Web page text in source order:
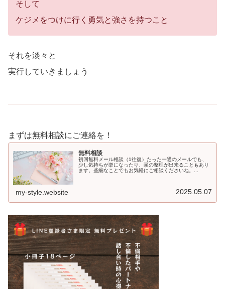
そして
ケジメをつけに行く勇気と強さを持つこと
それを淡々と
実行していきましょう
まずは無料相談にご連絡を！
無料相談
初回無料メール相談（1往復）たった一通のメールでも、
少し気持ちが楽になったり、頭の整理が出来ることもあり
ます。些細なことでもお気軽にご相談くださいね。...
my-style.website 2025.05.07